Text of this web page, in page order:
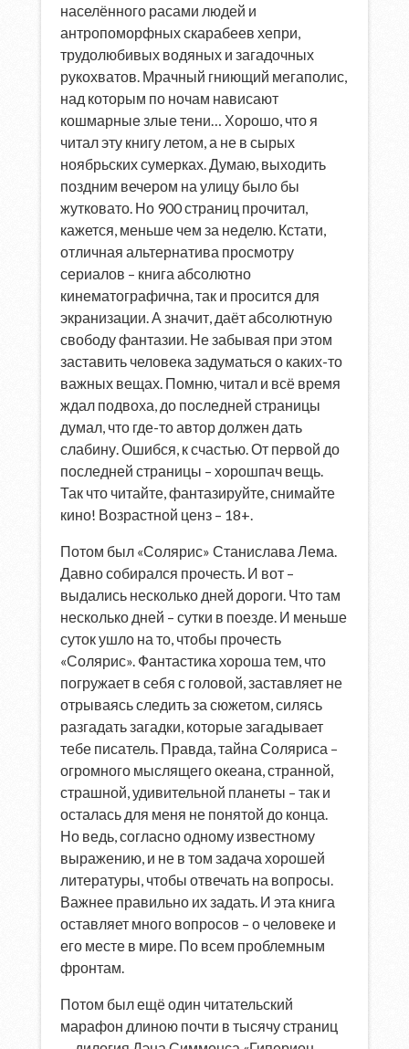
населённого расами людей и
антропоморфных скарабеев хепри,
трудолюбивых водяных и загадочных
рукохватов. Мрачный гниющий мегаполис,
над которым по ночам нависают
кошмарные злые тени… Хорошо, что я
читал эту книгу летом, а не в сырых
ноябрьских сумерках. Думаю, выходить
поздним вечером на улицу было бы
жутковато. Но 900 страниц прочитал,
кажется, меньше чем за неделю. Кстати,
отличная альтернатива просмотру
сериалов – книга абсолютно
кинематографична, так и просится для
экранизации. А значит, даёт абсолютную
свободу фантазии. Не забывая при этом
заставить человека задуматься о каких-то
важных вещах. Помню, читал и всё время
ждал подвоха, до последней страницы
думал, что где-то автор должен дать
слабину. Ошибся, к счастью. От первой до
последней страницы – хорошпач вещь.
Так что читайте, фантазируйте, снимайте
кино! Возрастной ценз – 18+.
Потом был «Солярис» Станислава Лема.
Давно собирался прочесть. И вот –
выдались несколько дней дороги. Что там
несколько дней – сутки в поезде. И меньше
суток ушло на то, чтобы прочесть
«Солярис». Фантастика хороша тем, что
погружает в себя с головой, заставляет не
отрываясь следить за сюжетом, силясь
разгадать загадки, которые загадывает
тебе писатель. Правда, тайна Соляриса –
огромного мыслящего океана, странной,
страшной, удивительной планеты – так и
осталась для меня не понятой до конца.
Но ведь, согласно одному известному
выражению, и не в том задача хорошей
литературы, чтобы отвечать на вопросы.
Важнее правильно их задать. И эта книга
оставляет много вопросов – о человеке и
его месте в мире. По всем проблемным
фронтам.
Потом был ещё один читательский
марафон длиною почти в тысячу страниц